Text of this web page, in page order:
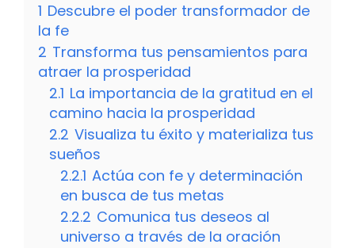
1 Descubre el poder transformador de
la fe
2 Transforma tus pensamientos para
atraer la prosperidad
2.1 La importancia de la gratitud en el
camino hacia la prosperidad
2.2 Visualiza tu éxito y materializa tus
sueños
2.2.1 Actúa con fe y determinación
en busca de tus metas
2.2.2 Comunica tus deseos al
universo a través de la oración